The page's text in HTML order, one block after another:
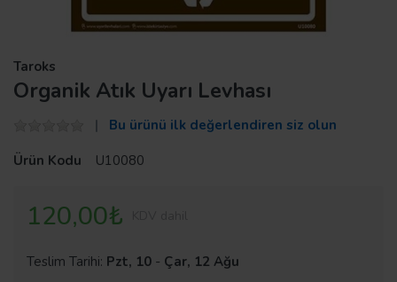
Taroks
Organik Atık Uyarı Levhası
Bu ürünü ilk değerlendiren siz olun
Ürün Kodu
U10080
120,00₺
Teslim Tarihi: Pzt, 10 - Çar, 12 Ağu